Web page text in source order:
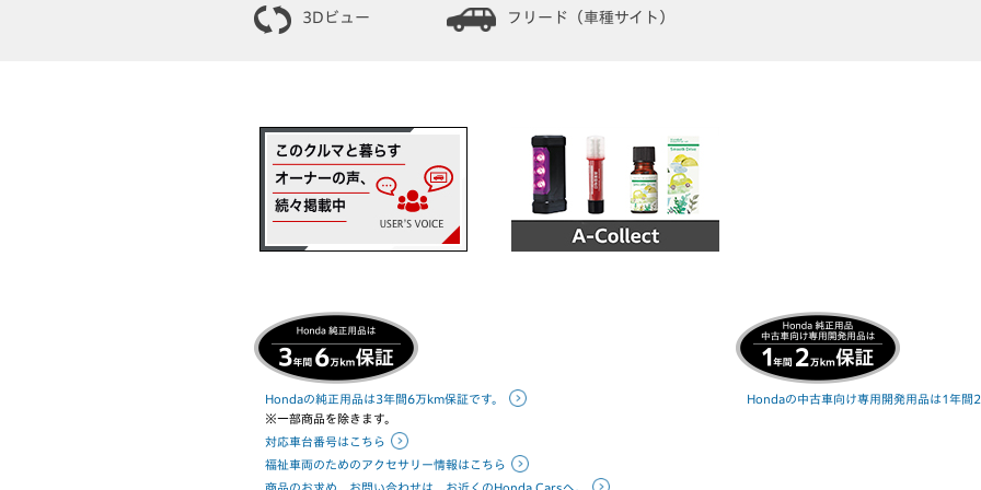
3Dビュー フリード（車種サイト）
Hondaの純正用品は3年間6万km保証です。
※一部商品を除きます。
対応車台番号はこちら
福祉車両のためのアクセサリー情報はこちら
商品のお求め、お問い合わせは、お近くのHonda Carsへ。
Hondaの中古車向け専用開発用品は1年間2